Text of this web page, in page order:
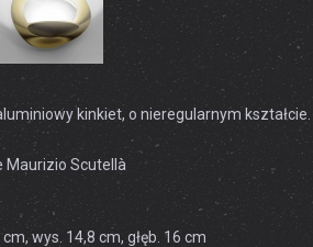
kinkiet, o nieregularnym kształcie.
Maurizio Scutellà
wys. 14,8 cm, głęb. 16 cm